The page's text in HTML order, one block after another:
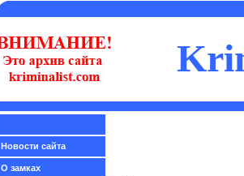
Новости сайта
О замках